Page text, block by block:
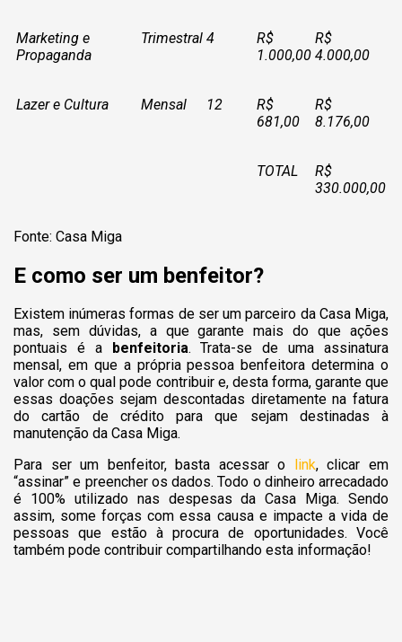
Marketing e
Propaganda
Trimestral 4
R$
1.000,00
R$
4.000,00
Lazer e Cultura Mensal 12
R$
681,00
R$
8.176,00
TOTAL
R$
330.000,00
Fonte: Casa Miga
E como ser um benfeitor?
Existem inúmeras formas de ser um parceiro da Casa Miga,
mas, sem dúvidas, a que garante mais do que ações
pontuais é a
benfeitoria. Trata-se de uma assinatura
mensal, em que a própria pessoa benfeitora determina o
valor com o qual pode contribuir e, desta forma, garante que
essas doações sejam descontadas diretamente na fatura
do cartão de crédito para que sejam destinadas à
manutenção da Casa Miga.
Para ser um benfeitor, basta acessar o link, clicar em
“assinar” e preencher os dados. Todo o dinheiro arrecadado
é 100% utilizado nas despesas da Casa Miga. Sendo
assim, some forças com essa causa e impacte a vida de
pessoas que estão à procura de oportunidades. Você
também pode contribuir compartilhando esta informação!